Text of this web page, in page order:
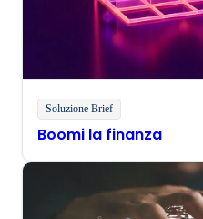
Soluzione Brief
Boomi la finanza